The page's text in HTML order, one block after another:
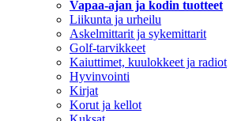
Vapaa-ajan ja kodin tuotteet
Liikunta ja urheilu
Askelmittarit ja sykemittarit
Golf-tarvikkeet
Kaiuttimet, kuulokkeet ja radiot
Hyvinvointi
Kirjat
Korut ja kellot